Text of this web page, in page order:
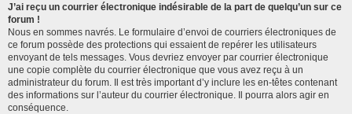
J’ai reçu un courrier électronique indésirable de la part de quelqu’un sur ce
forum !
Nous en sommes navrés. Le formulaire d’envoi de courriers électroniques de
ce forum possède des protections qui essaient de repérer les utilisateurs
envoyant de tels messages. Vous devriez envoyer par courrier électronique
une copie complète du courrier électronique que vous avez reçu à un
administrateur du forum. Il est très important d’y inclure les en-têtes contenant
des informations sur l’auteur du courrier électronique. Il pourra alors agir en
conséquence.